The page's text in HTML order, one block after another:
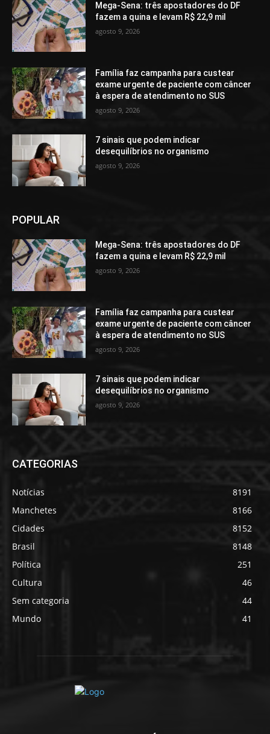
Mega-Sena: três apostadores do DF
fazem a quina e levam R$ 22,9 mil
agosto 9, 2026
Família faz campanha para custear
exame urgente de paciente com câncer
à espera de atendimento no SUS
agosto 9, 2026
7 sinais que podem indicar
desequilíbrios no organismo
agosto 9, 2026
POPULAR
Mega-Sena: três apostadores do DF
fazem a quina e levam R$ 22,9 mil
agosto 9, 2026
Família faz campanha para custear
exame urgente de paciente com câncer
à espera de atendimento no SUS
agosto 9, 2026
7 sinais que podem indicar
desequilíbrios no organismo
agosto 9, 2026
CATEGORIAS
Notícias
8191
Manchetes
8166
Cidades
8152
Brasil
8148
Política
251
Cultura
46
Sem categoria
44
Mundo
41